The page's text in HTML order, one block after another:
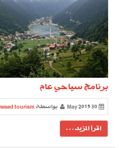
برنامج سياحي عام
30 May 2015 بواسطةwaad tourism
اقرأ المزيد . . .